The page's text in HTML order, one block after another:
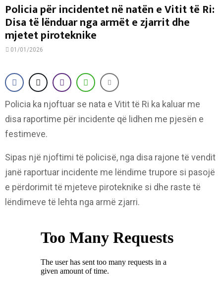
Policia për incidentet në natën e Vitit të Ri:
Disa të lënduar nga armët e zjarrit dhe
mjetet piroteknike
01/01/2026
Policia ka njoftuar se nata e Vitit të Ri ka kaluar me
disa raportime për incidente që lidhen me pjesën e
festimeve.
Sipas një njoftimi të policisë, nga disa rajone të vendit
janë raportuar incidente me lëndime trupore si pasojë
e përdorimit të mjeteve piroteknike si dhe raste të
lëndimeve të lehta nga armë zjarri.